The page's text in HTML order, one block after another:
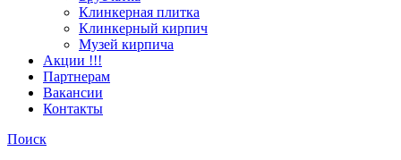
Клинкерная плитка
Клинкерный кирпич
Музей кирпича
Акции !!!
Партнерам
Вакансии
Контакты
Поиск